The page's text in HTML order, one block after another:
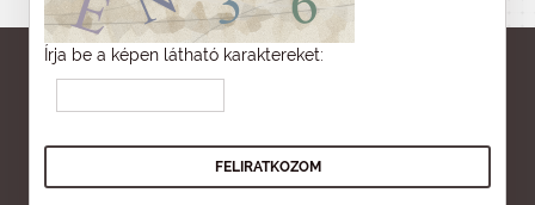
Írja be a képen látható karaktereket: